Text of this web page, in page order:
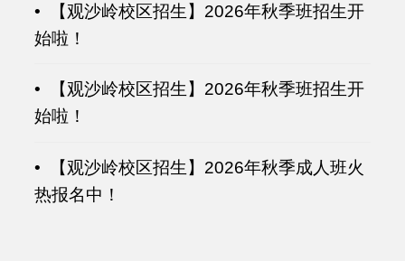
• 【观沙岭校区招生】2026年秋季班招生开
始啦！
• 【观沙岭校区招生】2026年秋季班招生开
始啦！
• 【观沙岭校区招生】2026年秋季成人班火
热报名中！